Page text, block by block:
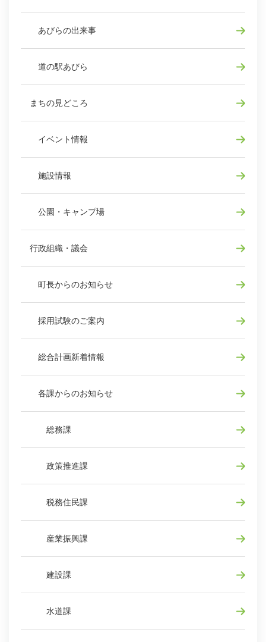
あびらの出来事
道の駅あびら
まちの見どころ
イベント情報
施設情報
公園・キャンプ場
行政組織・議会
町長からのお知らせ
採用試験のご案内
総合計画新着情報
各課からのお知らせ
総務課
政策推進課
税務住民課
産業振興課
建設課
水道課